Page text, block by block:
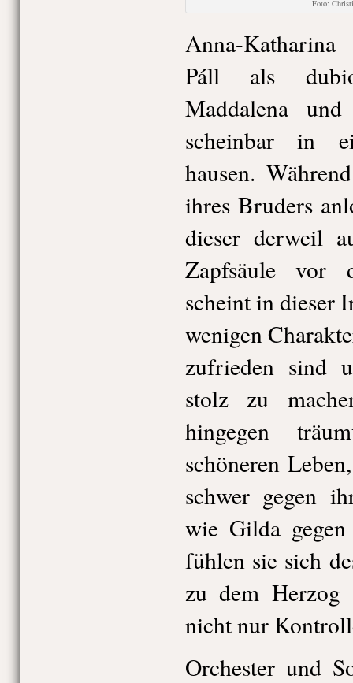
Foto:
Anna-
Páll als
Maddalena
scheinbar in
hausen.
ihres Bruders
dieser derweil
Zapfsäule vor
scheint in dieser
wenigen
zufrieden sind
stolz zu
hingegen
schöneren
schwer gegen
wie Gilda
fühlen sie sich
zu dem Herzog
nicht nur
Orchester und